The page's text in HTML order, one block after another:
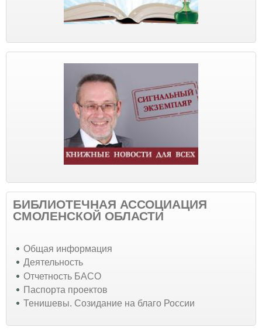
БИБЛИОТЕЧНАЯ АССОЦИАЦИЯ
СМОЛЕНСКОЙ ОБЛАСТИ
Общая информация
Деятельность
Отчетность БАСО
Паспорта проектов
Тенишевы. Созидание на благо России